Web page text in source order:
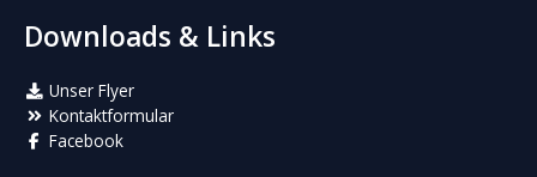
Downloads & Links
Unser Flyer
Kontaktformular
Facebook